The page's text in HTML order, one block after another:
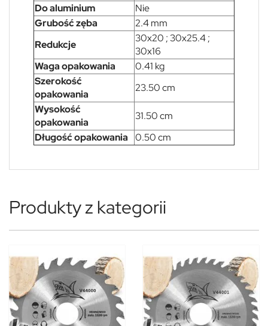
Do aluminium
Nie
Grubość zęba
2.4 mm
Redukcje
30x20 ; 30x25.4 ;
30x16
Waga opakowania
0.41 kg
Szerokość
opakowania
23.50 cm
Wysokość
opakowania
31.50 cm
Długość opakowania
0.50 cm
Produkty z kategorii